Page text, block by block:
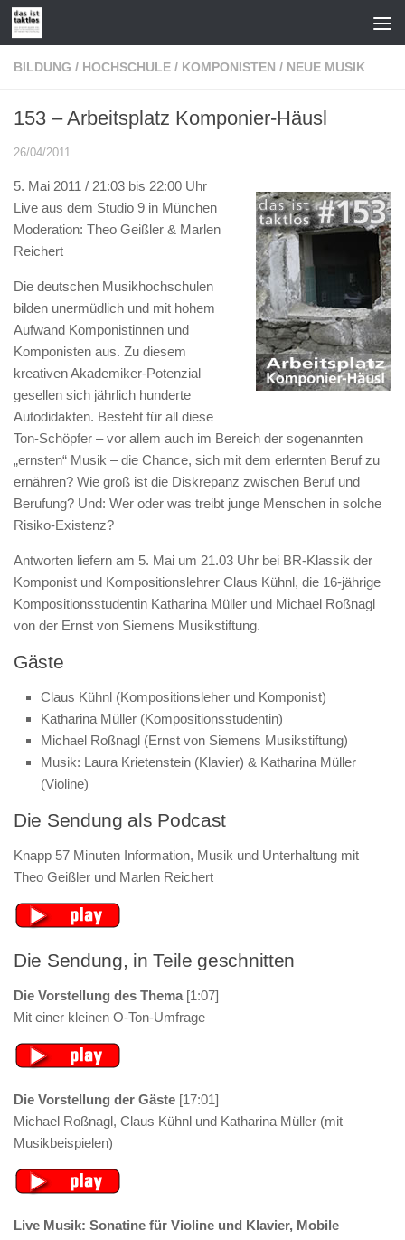
Zum Inhalt springen
BILDUNG / HOCHSCHULE / KOMPONISTEN / NEUE MUSIK
153 – Arbeitsplatz Komponier-Häusl
26/04/2011
5. Mai 2011 / 21:03 bis 22:00 Uhr
Live aus dem Studio 9 in München
Moderation: Theo Geißler & Marlen
Reichert
Die deutschen Musikhochschulen
bilden unermüdlich und mit hohem
Aufwand Komponistinnen und
Komponisten aus. Zu diesem
kreativen Akademiker-Potenzial
gesellen sich jährlich hunderte
Autodidakten. Besteht für all diese
Ton-Schöpfer – vor allem auch im Bereich der sogenannten
„ernsten“ Musik – die Chance, sich mit dem erlernten Beruf zu
ernähren? Wie groß ist die Diskrepanz zwischen Beruf und
Berufung? Und: Wer oder was treibt junge Menschen in solche
Risiko-Existenz?
Antworten liefern am 5. Mai um 21.03 Uhr bei BR-Klassik der
Komponist und Kompositionslehrer Claus Kühnl, die 16-jährige
Kompositionsstudentin Katharina Müller und Michael Roßnagl
von der Ernst von Siemens Musikstiftung.
Gäste
Claus Kühnl (Kompositionsleher und Komponist)
Katharina Müller (Kompositionsstudentin)
Michael Roßnagl (Ernst von Siemens Musikstiftung)
Musik: Laura Krietenstein (Klavier) & Katharina Müller
(Violine)
Die Sendung als Podcast
Knapp 57 Minuten Information, Musik und Unterhaltung mit
Theo Geißler und Marlen Reichert
Die Sendung, in Teile geschnitten
Die Vorstellung des Thema [1:07]
Mit einer kleinen O-Ton-Umfrage
Die Vorstellung der Gäste [17:01]
Michael Roßnagl, Claus Kühnl und Katharina Müller (mit
Musikbeispielen)
Live Musik: Sonatine für Violine und Klavier, Mobile